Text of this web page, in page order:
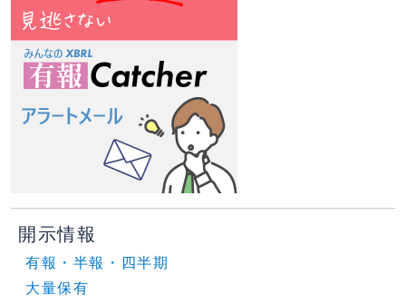
開示情報
有報・半報・四半期
大量保有